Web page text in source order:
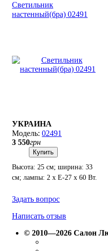
Светильник
настенный(бра) 02491
УКРАИНА
02491
3 550грн
Купить
Высота: 25 см; ширина: 33
см; лампы: 2 х Е-27 х 60 Вт.
Задать вопрос
Написать отзыв
© 2010—2026 Салон